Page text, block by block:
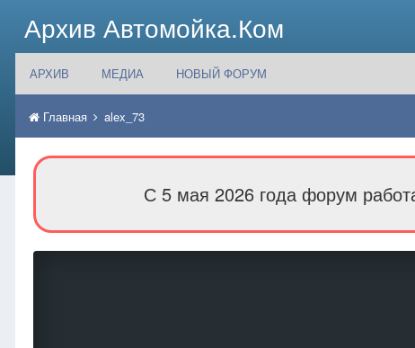
Архив Автомойка.Ком
АРХИВ МЕДИА НОВЫЙ ФОРУМ
Главная alex_73
С 5 мая 2026 года форум